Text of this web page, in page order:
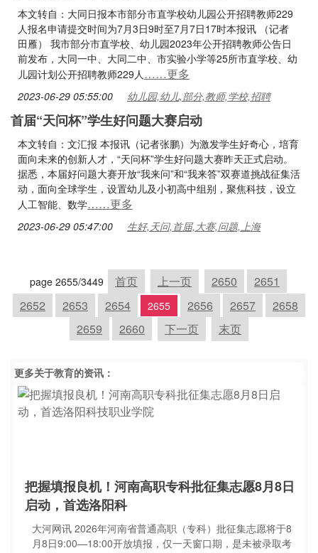
本文转自：大同日报本市部分市直学校幼儿园公开招聘教师229
人报名申请提交时间为7月3日9时至7月7日17时本报讯 （记者
田雁） 我市部分市直学校、幼儿园2023年公开招聘教师公告日
前发布，大同一中、大同二中、市实验小学等25所市直学校、幼
儿园计划公开招聘教师229人……更多
2023-06-29 05:55:00 幼儿园,幼儿,部分,教师,学校,招聘
首届“天问杯”学生好问题大赛启动
本文转自：文汇报 本报讯（记者张鹏）为激发学生好奇心，培育
面向未来的创新人才，“天问杯”学生好问题大赛昨天正式启动。
据悉，本届好问题大赛开放“我来问”和“我来答”双赛道挑战征集活
动，面向全球学生，设置幼儿及小初高中组别，聚焦科技，设立
人工智能、数学……更多
2023-06-29 05:47:00 生好,天问,首届,大赛,问题,上海
page 2655/3449 首页 上一页 2650
2651
2652
2653 2654 2655 2656 2657
2658
2659
2660 下一页 末页
更多关于教育的资讯：
把握填报良机！河南高职专科批征集志愿8月8日
启动，首选洛阳科
大河网讯 2026年河南省普通高职（专科）批征集志愿将于8
月8日9:00—18:00开放填报，仅一天窗口期，是未被录取考